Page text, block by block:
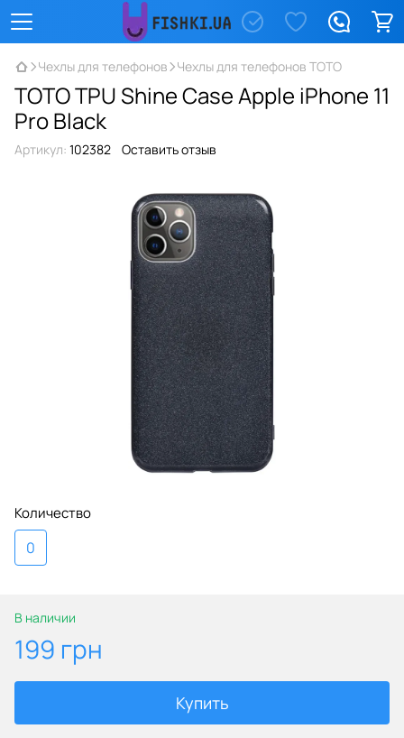
Чехлы для телефонов Чехлы для телефонов TOTO
TOTO TPU Shine Case Apple iPhone 11
Pro Black
Артикул: 102382 Оставить отзыв
Количество
0
В наличии
199 грн
Купить